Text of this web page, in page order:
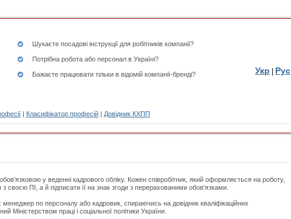
Шукаєте посадові інструкції для робітників компанії?
Потрібна робота або персонал в Україні?
Бажаєте працювати тільки в відомій компанії-бренді?
| Класифікатор професій | Довідник КХПП
Укр Рус
у веденні кадрового обліку. Кожен співробітник, який оформляється на роботу,
своєю ПІ, а й підписати її на знак згоди з перерахованими обов'язками.
менеджер по персоналу або кадровик, спираючись на довідник кваліфікаційних
Міністерством праці і соціальної політики України.